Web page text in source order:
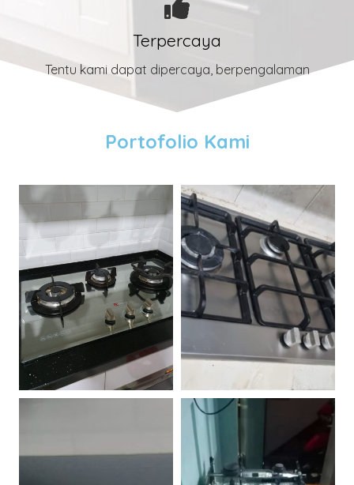
Terpercaya
Tentu kami dapat dipercaya, berpengalaman
Portofolio Kami